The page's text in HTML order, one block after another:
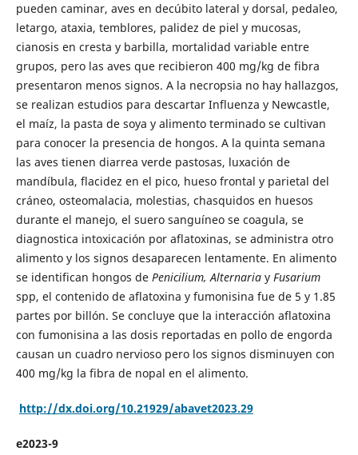
pueden caminar, aves en decúbito lateral y dorsal, pedaleo,
letargo, ataxia, temblores, palidez de piel y mucosas,
cianosis en cresta y barbilla, mortalidad variable entre
grupos, pero las aves que recibieron 400 mg/kg de fibra
presentaron menos signos. A la necropsia no hay hallazgos,
se realizan estudios para descartar Influenza y Newcastle,
el maíz, la pasta de soya y alimento terminado se cultivan
para conocer la presencia de hongos. A la quinta semana
las aves tienen diarrea verde pastosas, luxación de
mandíbula, flacidez en el pico, hueso frontal y parietal del
cráneo, osteomalacia, molestias, chasquidos en huesos
durante el manejo, el suero sanguíneo se coagula, se
diagnostica intoxicación por aflatoxinas, se administra otro
alimento y los signos desaparecen lentamente. En alimento
se identifican hongos de Penicilium, Alternaria yFusarium
spp, el contenido de aflatoxina y fumonisina fue de 5 y 1.85
partes por billón. Se concluye que la interacción aflatoxina
con fumonisina a las dosis reportadas en pollo de engorda
causan un cuadro nervioso pero los signos disminuyen con
400 mg/kg la fibra de nopal en el alimento.
http://dx.doi.org/10.21929/abavet2023.29
e2023-9